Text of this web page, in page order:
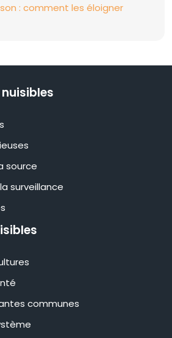
: comment les éloigner
source
surveillance
communes